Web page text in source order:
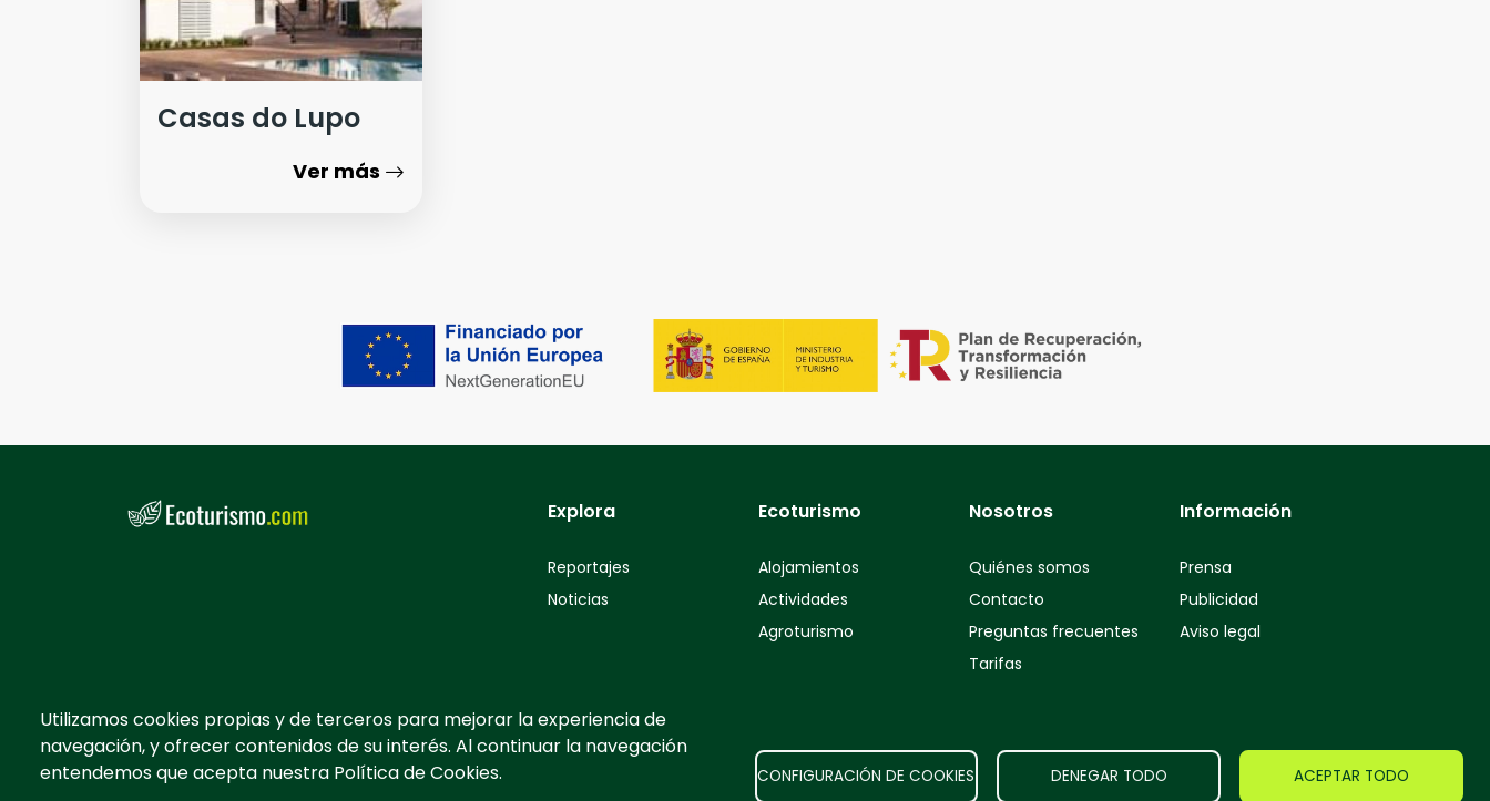
Casas do Lupo
Ver más
Utilizamos cookies propias y de terceros para mejorar la experiencia de
navegación, y ofrecer contenidos de su interés. Al continuar la navegación
entendemos que acepta nuestra Política de Cookies.
CONFIGURACIÓN DE COOKIES DENEGAR TODO ACEPTAR TODO
Explora
Reportajes
Noticias
Ecoturismo
Alojamientos
Actividades
Agroturismo
Nosotros
Quiénes somos
Contacto
Preguntas frecuentes
Tarifas
Información
Prensa
Publicidad
Aviso legal